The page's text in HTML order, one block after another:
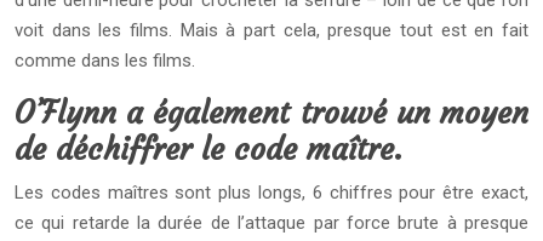
voit dans les films. Mais à part cela, presque tout est en fait
comme dans les films.
O’Flynn a également trouvé un moyen
de déchiffrer le code maître.
Les codes maîtres sont plus longs, 6 chiffres pour être exact,
ce qui retarde la durée de l’attaque par force brute à presque